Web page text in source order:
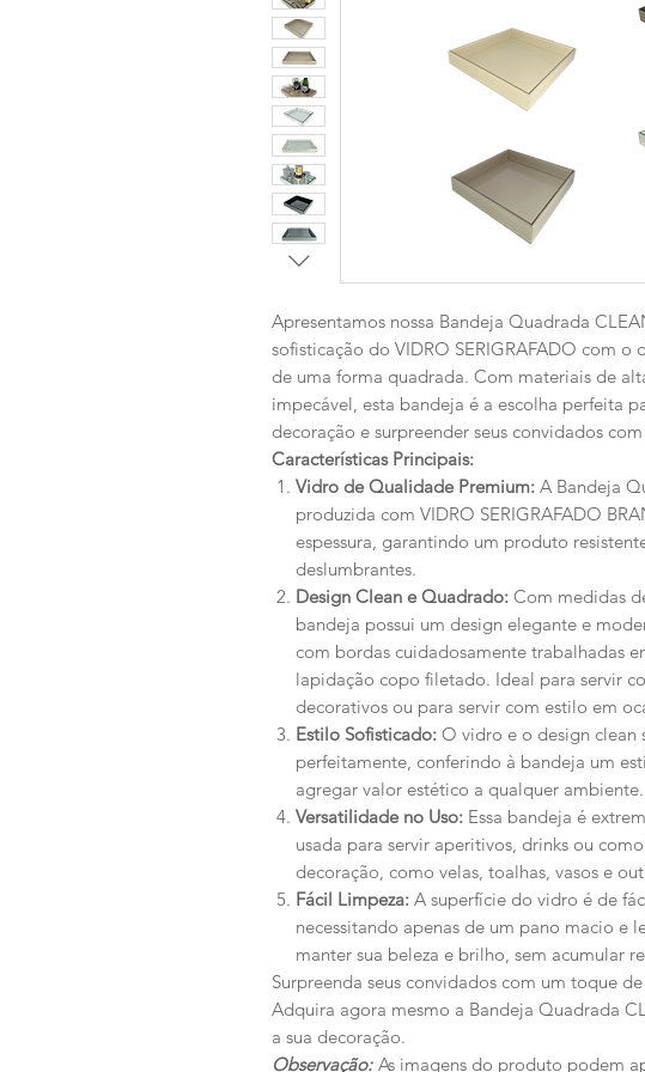
Apresentamos nossa Bandeja Quadrada
sofisticação do VIDRO SERIGRAFADO com o
de uma forma quadrada. Com materiais de
impecável, esta bandeja é a escolha perfeita
decoração e surpreender seus convidados
Características Principais:
Vidro de Qualidade Premium: A Bandeja
produzida com VIDRO SERIGRAFADO
espessura, garantindo um produto
deslumbrantes.
Design Clean e Quadrado: Com medidas
bandeja possui um design elegante e
com bordas cuidadosamente trabalhadas
lapidação copo filetado. Ideal para servir
decorativos ou para servir com estilo em
Estilo Sofisticado: O vidro e o design clean
perfeitamente, conferindo à bandeja um
agregar valor estético a qualquer ambiente.
Versatilidade no Uso: Essa bandeja é
usada para servir aperitivos, drinks ou
decoração, como velas, toalhas, vasos e
Fácil Limpeza: A superfície do vidro é de
necessitando apenas de um pano macio e
manter sua beleza e brilho, sem acumular
Surpreenda seus convidados com um toque
Adquira agora mesmo a Bandeja Quadrada
a sua decoração.
Observação: As imagens do produto podem